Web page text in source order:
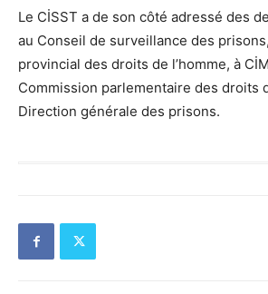
Le CİSST a de son côté adressé des
au Conseil de surveillance des
provincial des droits de l’homme, à
Commission parlementaire des droits
Direction générale des prisons.